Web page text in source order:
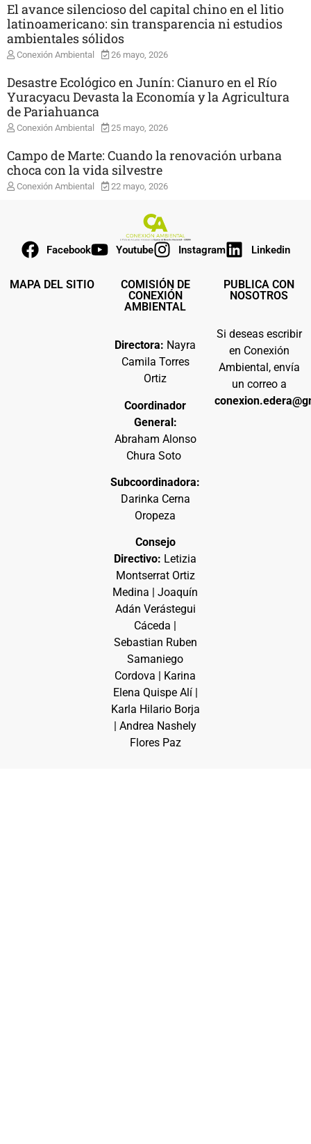
El avance silencioso del capital chino en el litio
latinoamericano: sin transparencia ni estudios
ambientales sólidos
Conexión Ambiental 26 mayo, 2026
Desastre Ecológico en Junín: Cianuro en el Río
Yuracyacu Devasta la Economía y la Agricultura
de Pariahuanca
Conexión Ambiental 25 mayo, 2026
Campo de Marte: Cuando la renovación urbana
choca con la vida silvestre
Conexión Ambiental 22 mayo, 2026
Facebook Youtube Instagram Linkedin
MAPA DEL SITIO
COMISIÓN DE
CONEXIÓN
AMBIENTAL
Directora: Nayra
Camila Torres
Ortiz
Coordinador
General:
Abraham Alonso
Chura Soto
Subcoordinadora:
Darinka Cerna
Oropeza
Consejo
Directivo: Letizia
Montserrat Ortiz
Medina | Joaquín
Adán Verástegui
Cáceda |
Sebastian Ruben
Samaniego
Cordova | Karina
Elena Quispe Alí |
Karla Hilario Borja
| Andrea Nashely
Flores Paz
PUBLICA CON
NOSOTROS
Si deseas escribir
en Conexión
Ambiental, envía
un correo a